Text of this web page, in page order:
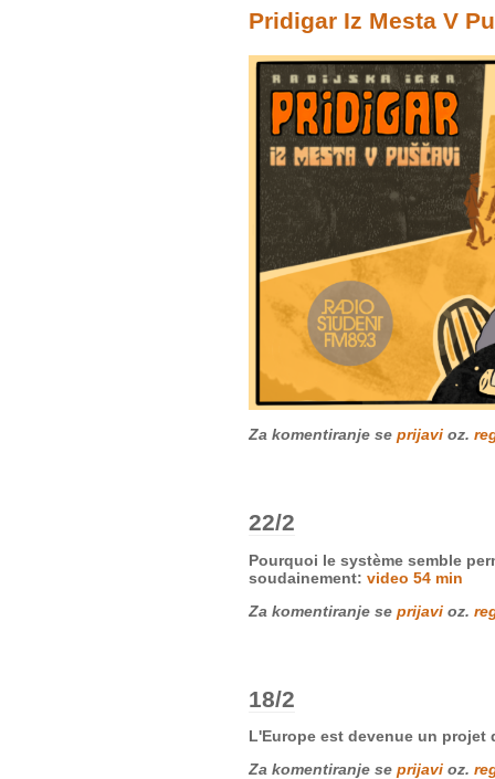
Pridigar Iz Mesta V
Za komentiranje se prijavi oz.
22/2
Pourquoi le système semble
soudainement: video 54 min
Za komentiranje se prijavi oz.
18/2
L'Europe est devenue un
Za komentiranje se prijavi oz.